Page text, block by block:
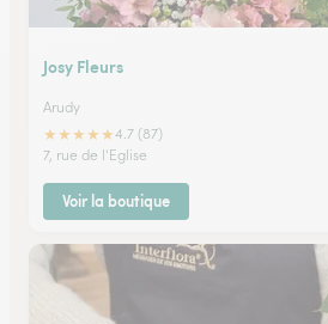
Josy Fleurs
Arudy
★★★★★4.7 (87)
7, rue de l'Eglise
Voir la boutique